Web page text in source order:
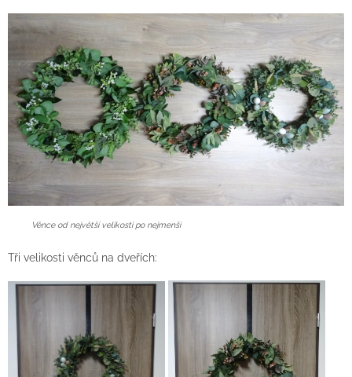
Věnce od největší velikosti po nejmenší
Tři velikosti věnců na dveřích: